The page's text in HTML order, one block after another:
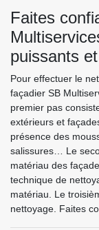
Faites
puissants
Pour effectuer le
façadier SB
premier pas
extérieurs et
présence des
salissures… Le
matériau des
technique de
matériau. Le
nettoyage. Faites